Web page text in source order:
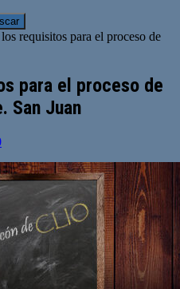
requisitos para el proceso de
para el proceso de
San Juan